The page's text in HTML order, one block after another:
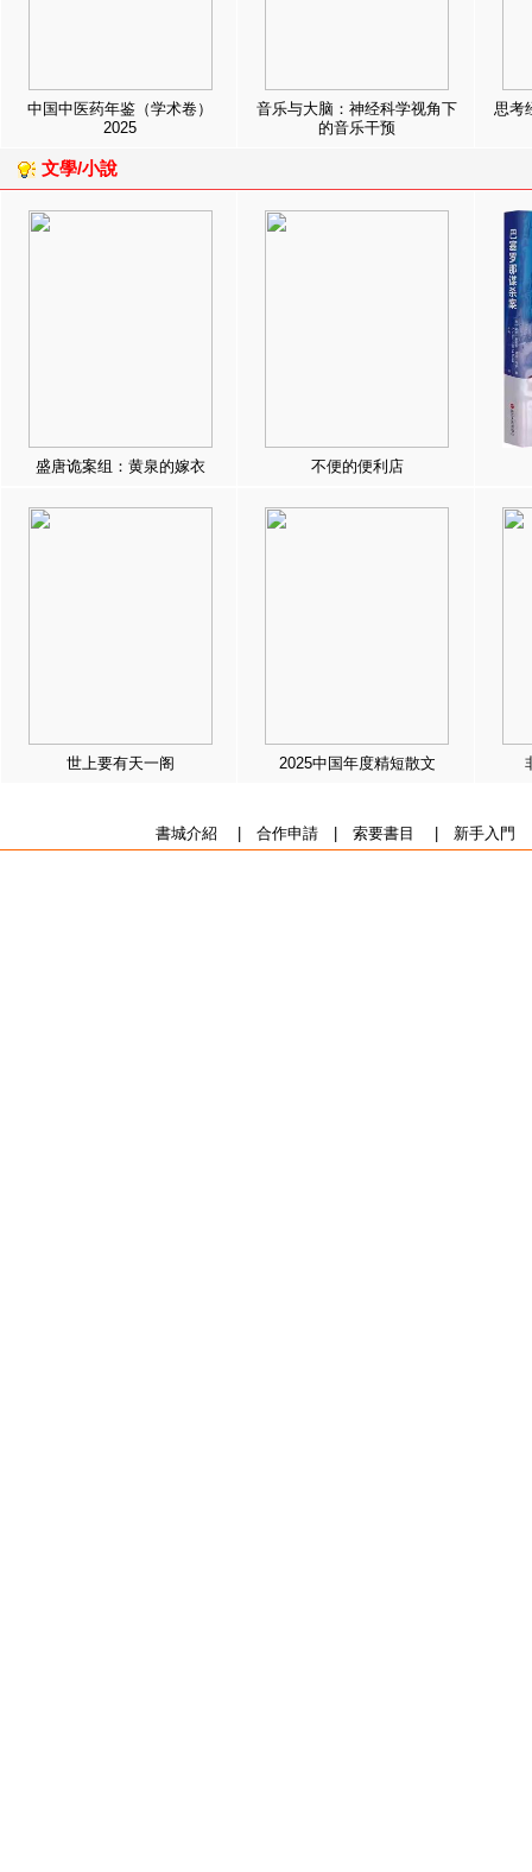
中国中医药年鉴（学术卷）
2025
音乐与大脑：神经科学视角下
的音乐干预
思考
文學/小說
盛唐诡案组：黄泉的嫁衣 不便的便利店
世上要有天一阁 2025中国年度精短散文
書城介紹 合作申請| 索要書目 新手入門